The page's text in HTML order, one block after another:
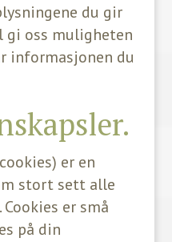
du gir
gi oss muligheten
informasjonen du
er en
stort sett alle
er små
på din